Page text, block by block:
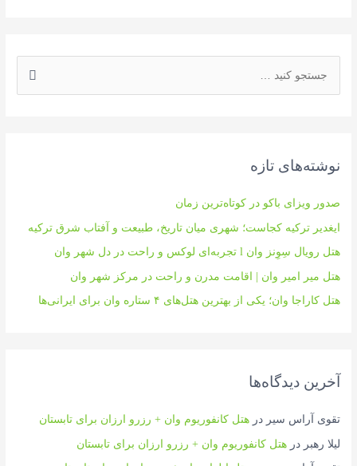
ی
نوشته‌های تازه
صدور ویزای باکو در کوتاه‌ترین زمان
ایغدیر ترکیه کجاست؛ شهری میان تاریخ، طبیعت و آفتاب شرق ترکیه
هتل رویال سِوِنز وان l تجربه‌ای لوکس و راحت در دل شهر وان
هتل میر امیر وان | اقامت مدرن و راحت در مرکز شهر وان
هتل کاراجا وان؛ یکی از بهترین هتل‌های ۴ ستاره وان برای ایرانی‌ها
آخرین دیدگاه‌ها
تقوی آراس سیر درهتل کانفوریوم وان + رزرو ارزان برای تابستان
لیلا رهبر درهتل کانفوریوم وان + رزرو ارزان برای تابستان